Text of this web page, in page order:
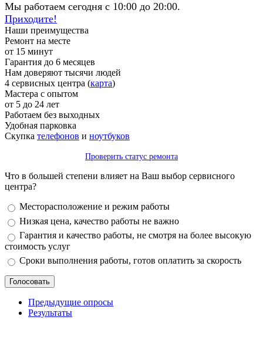
Мы работаем сегодня с 10:00 до 20:00.
Приходите!
Наши преимущества
Ремонт на месте
от 15 минут
Гарантия до 6 месяцев
Нам доверяют тысячи людей
4 сервисных центра (карта)
Мастера с опытом
от 5 до 24 лет
Работаем без выходных
Удобная парковка
Скупка телефонов и ноутбуков
Проверить статус ремонта
Что в большей степени влияет на Ваш выбор сервисного
центра?
Варианты
Месторасположение и режим работы
Низкая цена, качество работы не важно
Гарантия и качество работы, не смотря на более высокую
стоимость услуг
Сроки выполнения работы, готов оплатить за скорость
Предыдущие опросы
Результаты